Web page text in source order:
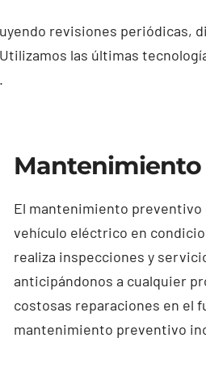
revisiones periódicas,
las últimas
El mantenimiento preventivo
vehículo eléctrico en
realiza inspecciones y
anticipándonos a cualquier
costosas reparaciones en el
mantenimiento preventivo